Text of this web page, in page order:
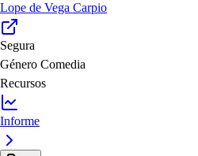
Lope de Vega Carpio
Segura
Género Comedia
Recursos
Informe